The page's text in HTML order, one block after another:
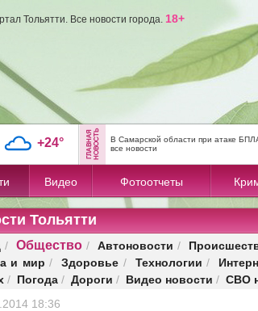
Тольятти. Все новости города. 18+
+24°
В Самарской области при атаке
все новости
Видео Фотоотчеты
Тольятти
/ Общество/ Автоновости /
и мир / Здоровье / Технологии /
/ Погода / Дороги / Видео новости / СВО
18:36